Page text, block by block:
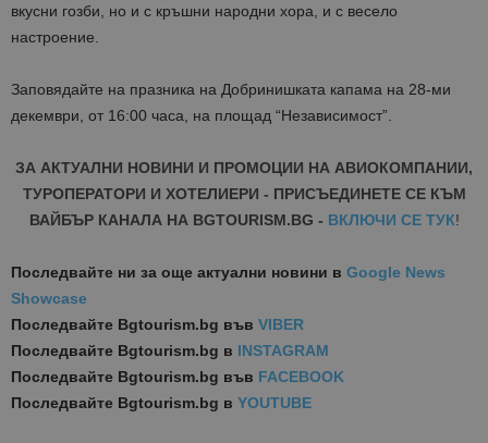
вкусни гозби, но и с кръшни народни хора, и с весело
настроение.
Заповядайте на празника на Добринишката капама на 28-ми
декември, от 16:00 часа, на площад “Независимост”.
ЗА АКТУАЛНИ НОВИНИ И ПРОМОЦИИ НА АВИОКОМПАНИИ,
ТУРОПЕРАТОРИ И ХОТЕЛИЕРИ - ПРИСЪЕДИНЕТЕ СЕ КЪМ
ВАЙБЪР КАНАЛА НА BGTOURISM.BG - ВКЛЮЧИ СЕ ТУК!
Последвайте ни за още актуални новини в Google News
Showcase
Последвайте Bgtourism.bg във VIBER
Последвайте Bgtourism.bg в INSTAGRAM
Последвайте Bgtourism.bg във FACEBOOK
Последвайте Bgtourism.bg в YOUTUBE